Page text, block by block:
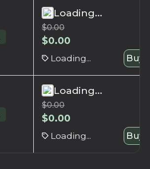
Loading...
$0.00
$0.00
Loading... Buy
Loading...
$0.00
$0.00
Loading... Buy